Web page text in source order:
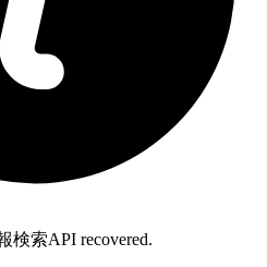
検索API recovered.